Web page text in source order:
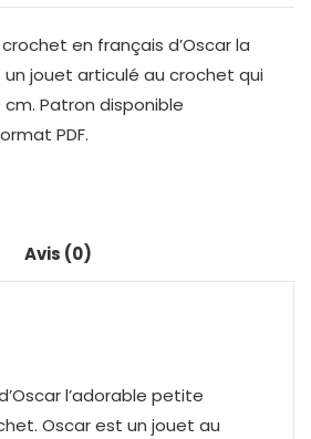
en français d’Oscar la
un jouet articulé au crochet qui
Patron disponible
PDF.
Avis (0)
l’adorable petite
Oscar est un jouet au